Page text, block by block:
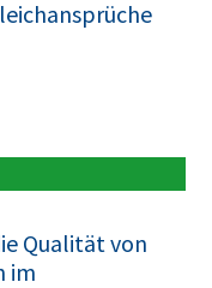
Qualität von
im